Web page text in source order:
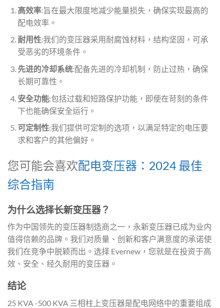
高效率:旨在最大限度地减少能量损失，确保实现最高的
配电效率。
耐用性:我们的变压器采用耐腐蚀材料，结构坚固，可承
受恶劣的环境条件。
先进的冷却系统:配备先进的冷却机制，防止过热，确保
长期可靠性。
安全功能:包括过载和短路保护功能，即使在苛刻的条件
下也能确保安全运行。
可定制性:我们提供可定制的选项，以满足特定的电压要
求和客户的其他偏好。
您可能会喜欢配电变压器：2024 最佳
综合指南
为什么选择长新变压器？
作为中国领先的变压器制造商之一，永新变压器已成为业内
值得信赖的品牌。我们对质量、创新和客户满意度的承诺使
我们在竞争中脱颖而出。选择 Evernew，您就是在投资于高
效、安全、经久耐用的变压器。
结论
25 KVA -500 KVA 三相柱上变压器是配电网络中的重要组成